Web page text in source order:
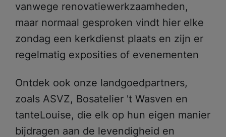
vanwege renovatiewerkzaamheden,
maar normaal gesproken vindt hier elke
zondag een kerkdienst plaats en zijn er
regelmatig exposities of evenementen
Ontdek ook onze landgoedpartners,
zoals ASVZ, Bosatelier 't Wasven en
tanteLouise, die elk op hun eigen manier
bijdragen aan de levendigheid en